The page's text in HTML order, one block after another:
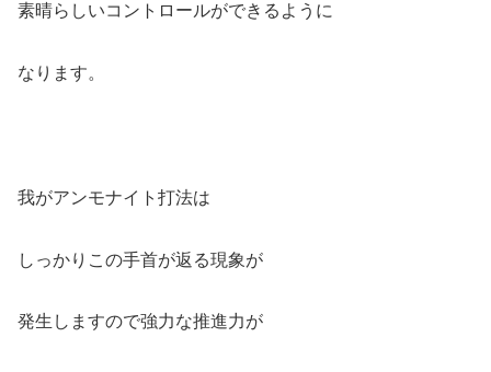
素晴らしいコントロールができるように
なります。
我がアンモナイト打法は
しっかりこの手首が返る現象が
発生しますので強力な推進力が